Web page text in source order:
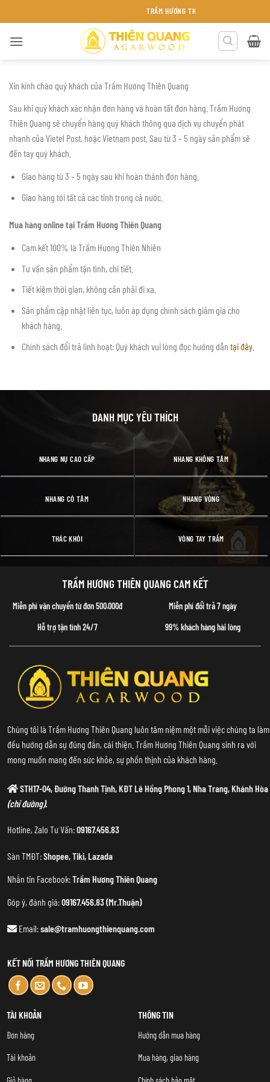
qua
TRẦM HƯƠNG THIÊN QUANG KHÁNH HÒA
Xin kính chào quý khách của Trầm Hương Thiên Quang
Sau khi quý khách xác nhận đơn hàng và hoàn tất đơn hàng. Trầm Hương
Thiên Quang sẽ chuyển hàng quý khách thông qua dịch vụ chuyển phát
nhanh của Vietel Post, hoặc Vietnam post. Sau từ 3 – 5 ngày sản phẩm sẽ
đến tay quý khách.
Giao hàng từ 3 – 5 ngày sau khi hoàn thành đơn hàng.
Giao hàng tới tất cả các tỉnh trong cả nước.
Mua hàng online tại Trầm Hương Thiên Quang
Cam kết 100% là Trầm Hương Thiên Nhiên
Tư vấn sản phẩm tận tình, chi tiết.
Tiết kiệm thời gian, không cần phải đi xa.
Sản phẩm cập nhật liên tục, luôn áp dụng chính sách giảm giá cho
khách hàng.
Chính sách đổi trả linh hoạt: Quý khách vui lòng đọc hướng dẫn tại đây.
DANH MỤC YÊU THÍCH
NHANG NỤ CAO CẤP NHANG KHÔNG TĂM
NHANG CÓ TĂM NHANG VÒNG
THÁC KHÓI VÒNG TAY TRẦM
TRẦM HƯƠNG THIÊN QUANG CAM KẾT
Miễn phí vận chuyển từ đơn 500.000đ Miễn phí đổi trả 7 ngày
Hỗ trợ tận tình 24/7 99% khách hàng hài lòng
Chúng tôi là Trầm Hương Thiên Quang luôn tâm niệm một mỗi việc chúng ta làm
đều hướng dẫn sự đúng đắn, cái thiện. Trầm Hương Thiên Quang sinh ra với
mong muốn mang đến sức khỏe, sự phồn thịnh của khách hàng.
STH17-04, Đường Thanh Tịnh, KĐT Lê Hồng Phong 1, Nha Trang, Khánh Hòa
(chỉ đường).
Hotline, Zalo Tư Vấn:09167.456.83
Sàn TMĐT:Shopee,Tiki,Lazada
Nhắn tin Facebook:Trầm Hương Thiên Quang
Góp ý, đánh giá:09167.456.83 (Mr.Thuận)
Email:sale@tramhuongthienquang.com
KẾT NỐI TRẦM HƯƠNG THIÊN QUANG
TÀI KHOẢN
Đơn hàng
Tài khoản
THÔNG TIN
Hướng dẫn mua hàng
Mua hàng, giao hàng